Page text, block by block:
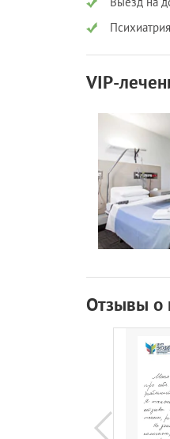
Выезд на
Психиатрия
VIP-
Отзывы о